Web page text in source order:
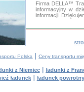
Firma DELLA™
informacyjny w
informacji.
Polska | Ceny transportu
z Niemiec| ładunki z
ładunek| ładunek powrotny